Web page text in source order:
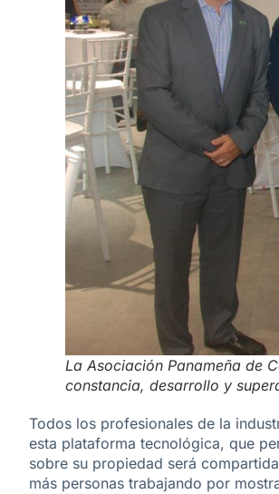
La Asociación Panameña de
constancia, desarrollo y
Todos los profesionales de la
esta plataforma tecnológica, que
sobre su propiedad será
más personas trabajando por